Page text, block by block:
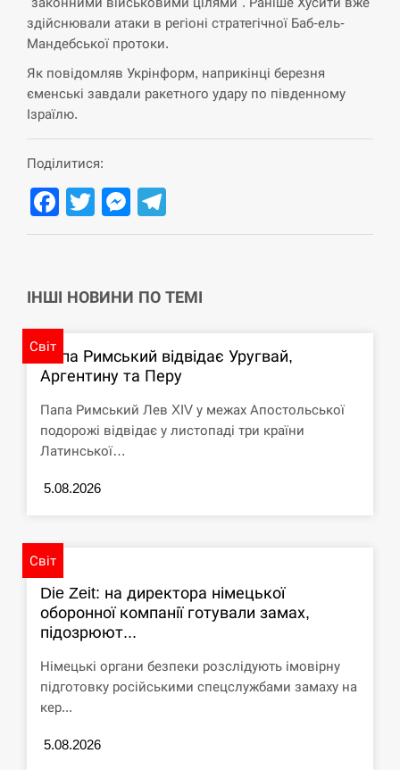
СЕРПЕНЬ
13:53
В Москве пожаловались на “кратный рост” атак
дронов Украины
СЕРПЕНЬ
13:40
Біля українського літака в аеропорту Лейпцига
СЕРПЕНЬ
13:10
Тайвань проводить найбільші військові
навчання на тлі загрози вторгнення з…
СЕРПЕНЬ
Украины, несмотря на сомнения…
12:40
розблокування Ормузької протоки
СЕРПЕНЬ
Силы обороны поразили российскую
переправу, склады и другие важные объекты…
здійснювали атаки в регіоні стратегічної Баб-ель-
Мандебської протоки.
Як повідомляв Укрінформ, наприкінці березня
єменські завдали ракетного удару по південному
Ізраїлю.
Поділитися:
Facebook
TwitterMessenger
ІНШІ НОВИНИ ПО ТЕМІ
Світ
Папа Римський відвідає Уругвай,
Аргентину та Перу
Папа Римський Лев XIV у межах Апостольської
подорожі відвідає у листопаді три країни
Латинської…
5.08.2026
Світ
Die Zeit: на директора німецької
оборонної компанії готували замах,
підозрюют...
Німецькі органи безпеки розслідують імовірну
підготовку російськими спецслужбами замаху на
кер...
5.08.2026